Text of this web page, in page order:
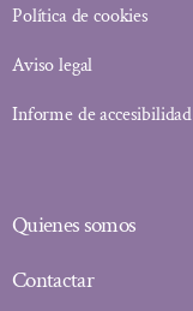
Política de cookies
Aviso legal
Informe de accesibilidad
Quienes somos
Contactar